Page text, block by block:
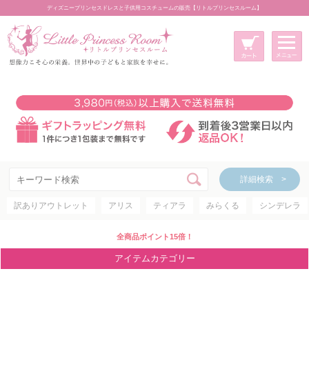
ディズニープリンセスドレスと子供用コスチュームの販売【リトルプリンセスルーム】
詳細検索 >
訳ありアウトレット アリス ティアラ みらくる シンデレラ
全商品ポイント15倍！
アイテムカテゴリー
新規会員登録
マイページ
カート
詳細検索 >
アイテムカテゴリー
ディズニープリンセス
ディズニキャラクター